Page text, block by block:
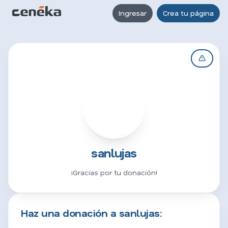
Ingresar Crea tu página
sanlujas
¡Gracias por tu donación!
Haz una donación a sanlujas: